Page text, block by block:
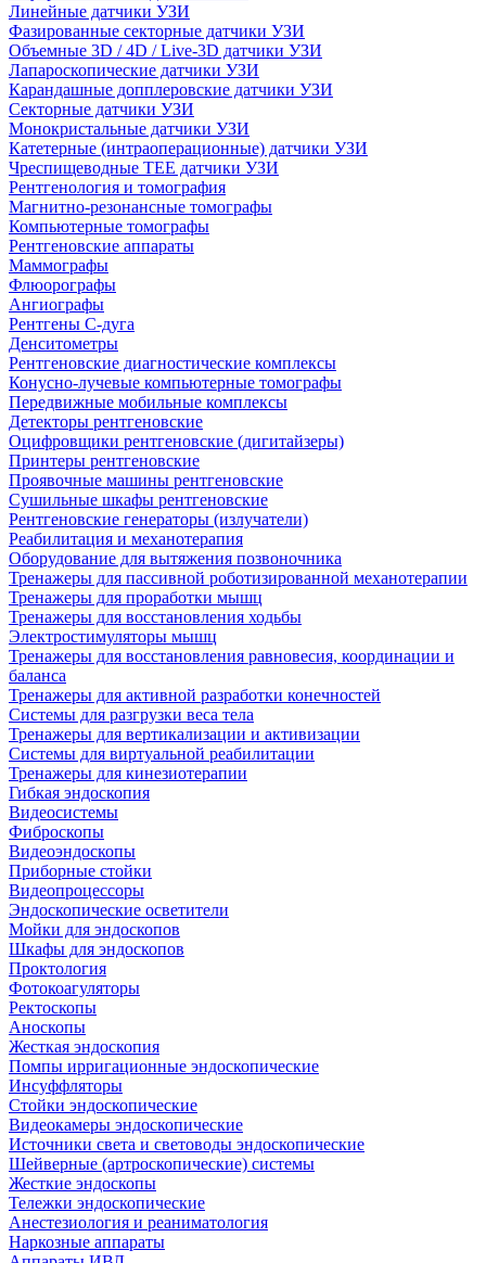
Линейные датчики УЗИ
Фазированные секторные датчики УЗИ
Объемные 3D / 4D / Live-3D датчики УЗИ
Лапароскопические датчики УЗИ
Карандашные допплеровские датчики УЗИ
Секторные датчики УЗИ
Монокристальные датчики УЗИ
Катетерные (интраоперационные) датчики УЗИ
Чреспищеводные TEE датчики УЗИ
Рентгенология и томография
Магнитно-резонансные томографы
Компьютерные томографы
Рентгеновские аппараты
Маммографы
Флюорографы
Ангиографы
Рентгены С-дуга
Денситометры
Рентгеновские диагностические комплексы
Конусно-лучевые компьютерные томографы
Передвижные мобильные комплексы
Детекторы рентгеновские
Оцифровщики рентгеновские (дигитайзеры)
Принтеры рентгеновские
Проявочные машины рентгеновские
Сушильные шкафы рентгеновские
Рентгеновские генераторы (излучатели)
Реабилитация и механотерапия
Оборудование для вытяжения позвоночника
Тренажеры для пассивной роботизированной механотерапии
Тренажеры для проработки мышц
Тренажеры для восстановления ходьбы
Электростимуляторы мышц
Тренажеры для восстановления равновесия, координации и
баланса
Тренажеры для активной разработки конечностей
Системы для разгрузки веса тела
Тренажеры для вертикализации и активизации
Системы для виртуальной реабилитации
Тренажеры для кинезиотерапии
Гибкая эндоскопия
Видеосистемы
Фиброскопы
Видеоэндоскопы
Приборные стойки
Видеопроцессоры
Эндоскопические осветители
Мойки для эндоскопов
Шкафы для эндоскопов
Проктология
Фотокоагуляторы
Ректоскопы
Аноскопы
Жесткая эндоскопия
Помпы ирригационные эндоскопические
Инсуффляторы
Стойки эндоскопические
Видеокамеры эндоскопические
Источники света и световоды эндоскопические
Шейверные (артроскопические) системы
Жесткие эндоскопы
Тележки эндоскопические
Анестезиология и реаниматология
Наркозные аппараты